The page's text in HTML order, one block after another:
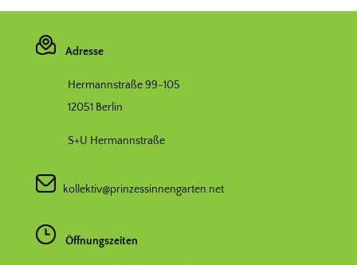
Adresse
Hermannstraße 99-105
12051 Berlin
S+U Hermannstraße
kollektiv@prinzessinnengarten.net
Öffnungszeiten